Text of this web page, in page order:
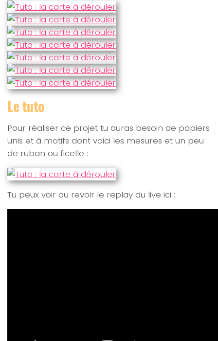
Le tuto
Pour réaliser ce projet tu auras besoin de papiers
unis et à motifs dont voici les mesures et un peu
de ruban ou ficelle :
Tu peux voir ou revoir le replay du live ici :